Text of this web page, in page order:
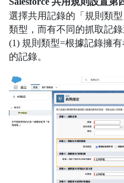
選擇共用記錄的「規則類
類型，而有不同的抓取記錄
(1) 規則類型=根據記錄擁
的記錄。